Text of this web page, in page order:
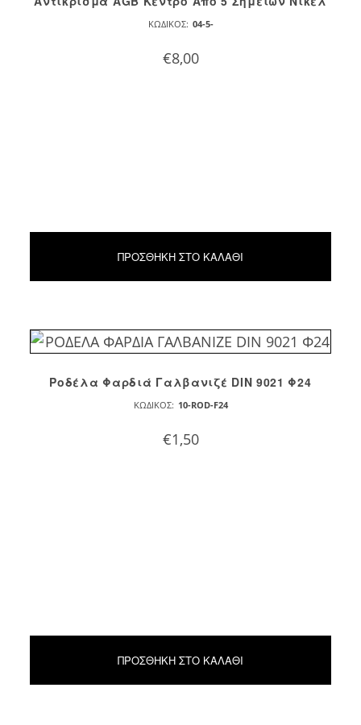
ΚΩΔΙΚΌΣ: 04-5-
€8,00
ΠΡΟΣΘΉΚΗ ΣΤΟ ΚΑΛΆΘΙ
Ροδέλα Φαρδιά Γαλβανιζέ DIN 9021 Φ24
ΚΩΔΙΚΌΣ: 10-ROD-F24
€1,50
ΠΡΟΣΘΉΚΗ ΣΤΟ ΚΑΛΆΘΙ